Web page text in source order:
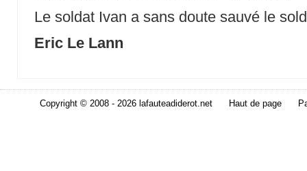
Le soldat Ivan a sans doute sauvé le
Eric Le Lann
Copyright © 2008 - 2026 lafauteadiderot.net Haut de page